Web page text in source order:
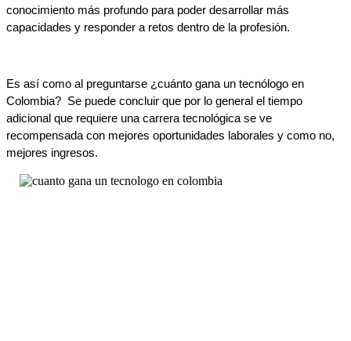
conocimiento más profundo para poder desarrollar más
capacidades y responder a retos dentro de la profesión.
Es así como al preguntarse ¿cuánto gana un tecnólogo en
Colombia?  Se puede concluir que por lo general el tiempo
adicional que requiere una carrera tecnológica se ve
recompensada con mejores oportunidades laborales y como no,
mejores ingresos.